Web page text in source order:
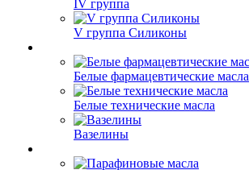
IV группа
V группа Силиконы
Белые фармацевтические масла
Белые технические масла
Вазелины